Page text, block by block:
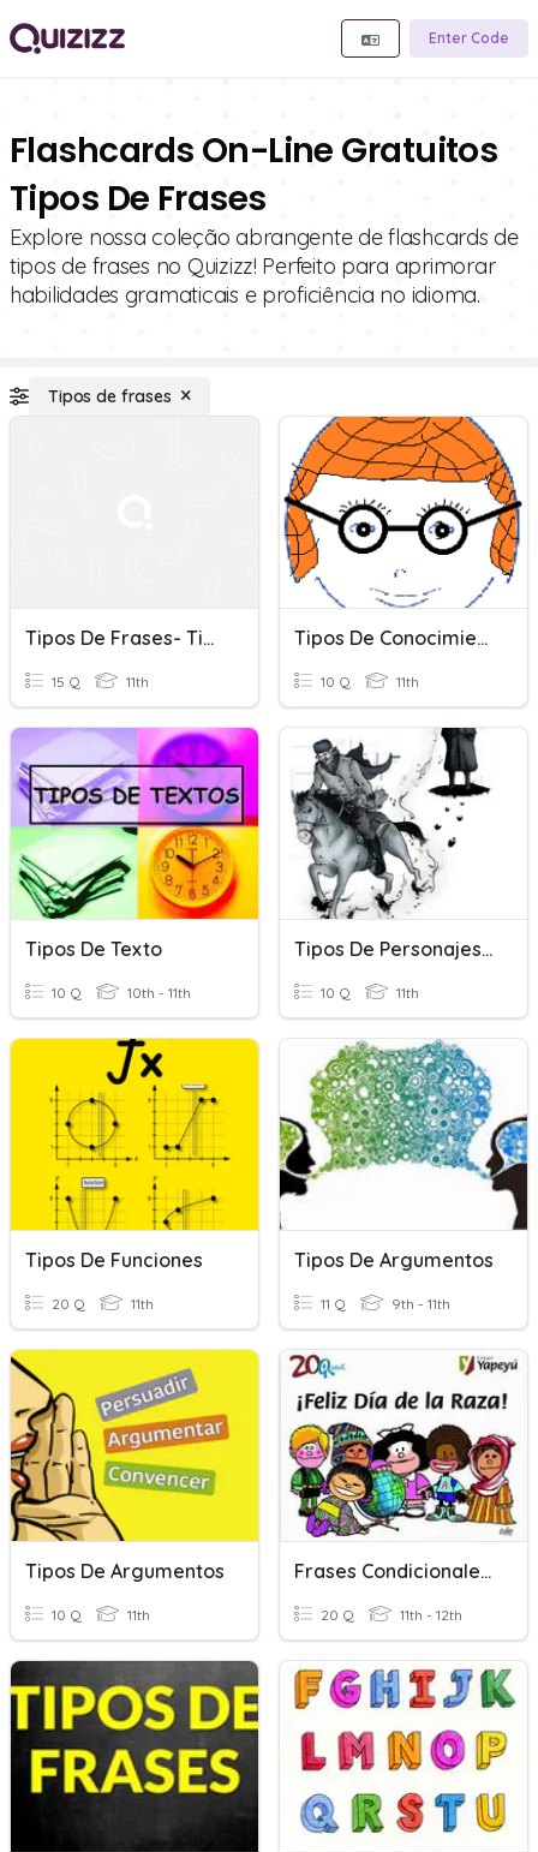
Enter Code
Flashcards On-Line Gratuitos
Tipos De Frases
Explore nossa coleção abrangente de flashcards de
tipos de frases no Quizizz! Perfeito para aprimorar
habilidades gramaticais e proficiência no idioma.
Tipos de frases
Tipos De Frases- Tipos De Sujeito
15 Q 11th
Tipos De Conocimiento
10 Q 11th
Tipos De Texto
10 Q 10th - 11th
Tipos De Personajes Y Tipo De Narrador
10 Q 11th
Tipos De Funciones
20 Q 11th
Tipos De Argumentos
11 Q 9th - 11th
Tipos De Argumentos
10 Q 11th
Frases Condicionales Tipo II
20 Q 11th - 12th